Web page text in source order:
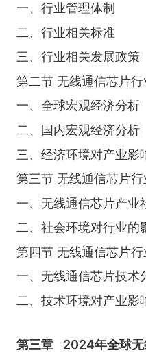
一、行业管理体制
二、行业相关标准
三、行业相关发展政策
第二节 无线通信芯片
一、全球宏观经济分析
二、国内宏观经济分析
三、经济环境对产业影
第三节 无线通信芯片
一、无线通信芯片产业
二、社会环境对行业的
第四节 无线通信芯片
一、无线通信芯片技术
二、技术环境对产业影
第三章 2024年全球无